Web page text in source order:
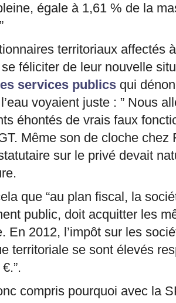
égale à 1,61 % de la
territoriaux affectés
féliciter de leur nouvelle
services publics qui
voyaient juste : ” Nous
éhontés de vrais faux
Même son de cloche chez
sur le privé devait
que “au plan fiscal, la
public, doit acquitter les
En 2012, l’impôt sur les
territoriale se sont élevés
compris pourquoi avec la